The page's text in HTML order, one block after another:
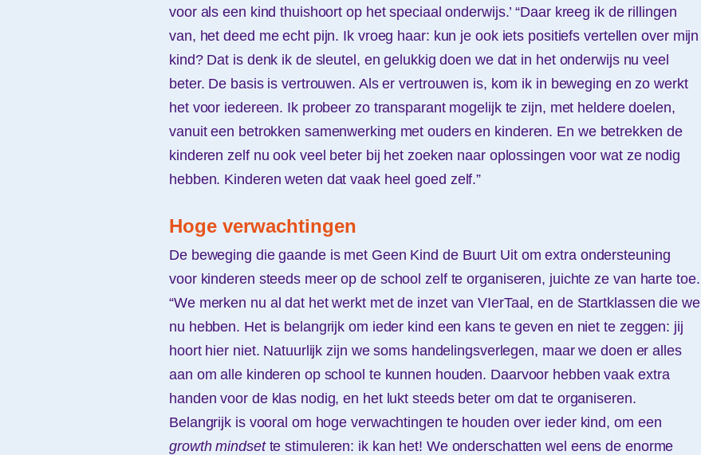
voor als een kind thuishoort op het speciaal onderwijs.’ “Daar kreeg ik de rillingen
van, het deed me echt pijn. Ik vroeg haar: kun je ook iets positiefs vertellen over mijn
kind? Dat is denk ik de sleutel, en gelukkig doen we dat in het onderwijs nu veel
beter. De basis is vertrouwen. Als er vertrouwen is, kom ik in beweging en zo werkt
het voor iedereen. Ik probeer zo transparant mogelijk te zijn, met heldere doelen,
vanuit een betrokken samenwerking met ouders en kinderen. En we betrekken de
kinderen zelf nu ook veel beter bij het zoeken naar oplossingen voor wat ze nodig
hebben. Kinderen weten dat vaak heel goed zelf.”
Hoge verwachtingen
De beweging die gaande is met Geen Kind de Buurt Uit om extra ondersteuning
voor kinderen steeds meer op de school zelf te organiseren, juichte ze van harte toe.
“We merken nu al dat het werkt met de inzet van VIerTaal, en de Startklassen die we
nu hebben. Het is belangrijk om ieder kind een kans te geven en niet te zeggen: jij
hoort hier niet. Natuurlijk zijn we soms handelingsverlegen, maar we doen er alles
aan om alle kinderen op school te kunnen houden. Daarvoor hebben vaak extra
handen voor de klas nodig, en het lukt steeds beter om dat te organiseren.
Belangrijk is vooral om hoge verwachtingen te houden over ieder kind, om een
growth mindsette stimuleren: ik kan het! We onderschatten wel eens de enorme